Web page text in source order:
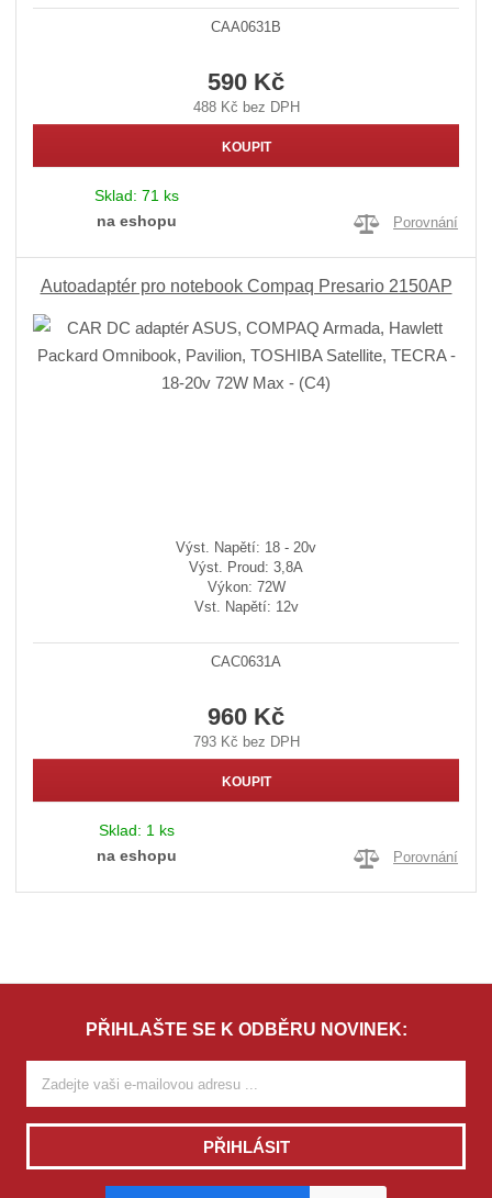
CAA0631B
590 Kč
488 Kč bez DPH
KOUPIT
Sklad: 71 ks
na eshopu
Porovnání
Autoadaptér pro notebook Compaq Presario 2150AP
Výst. Napětí: 18 - 20v
Výst. Proud: 3,8A
Výkon: 72W
Vst. Napětí: 12v
CAC0631A
960 Kč
793 Kč bez DPH
KOUPIT
Sklad: 1 ks
na eshopu
Porovnání
PŘIHLAŠTE SE K ODBĚRU NOVINEK:
PŘIHLÁSIT